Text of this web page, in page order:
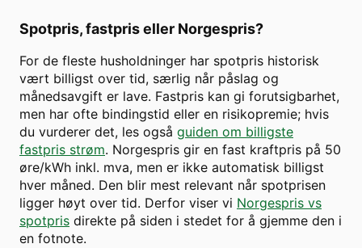
Spotpris, fastpris eller Norgespris?
For de fleste husholdninger har spotpris historisk
vært billigst over tid, særlig når påslag og
månedsavgift er lave. Fastpris kan gi forutsigbarhet,
men har ofte bindingstid eller en risikopremie; hvis
du vurderer det, les også guiden om billigste
fastpris strøm. Norgespris gir en fast kraftpris på 50
øre/kWh inkl. mva, men er ikke automatisk billigst
hver måned. Den blir mest relevant når spotprisen
ligger høyt over tid. Derfor viser vi Norgespris vs
spotpris direkte på siden i stedet for å gjemme den i
en fotnote.